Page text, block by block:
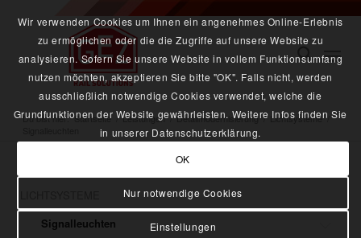
Du bist hier: Startseite / Leistungen / Detailmodernisierung / Lichtsysteme
Signalleuchten
Wir verwenden Cookies um Ihnen ein angenehmes Online-Erlebnis
zu ermöglichen oder die die Zugriffe auf unsere Website zu
analysieren. Sofern Sie unsere Website in vollem Funktionsumfang
nutzen möchten, akzeptieren Sie bitte "OK". Falls nicht, werden
ausschließlich notwendige Cookies verwendet, welche die
Grundfunktionen der Website gewährleisten. Weitere Infos finden Sie
in unserer Datenschutzerklärung.
OK
Nur notwendige Cookies
Einstellungen